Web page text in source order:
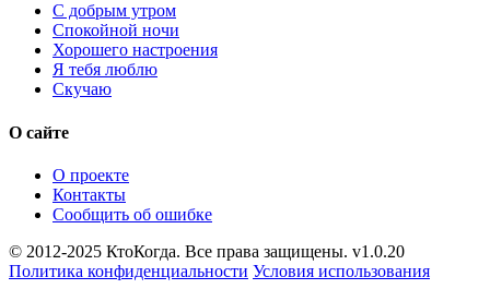
С добрым утром
Спокойной ночи
Хорошего настроения
Я тебя люблю
Скучаю
О сайте
О проекте
Контакты
Сообщить об ошибке
© 2012-2025 КтоКогда. Все права защищены. v1.0.20
Политика конфиденциальности Условия использования